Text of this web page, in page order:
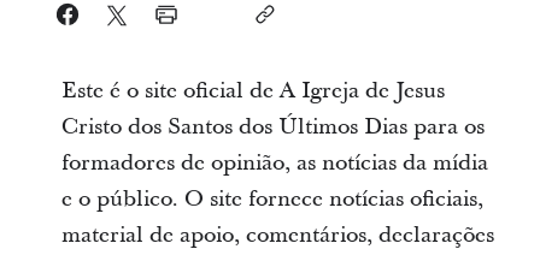
Este é o site oficial de A Igreja de Jesus
Cristo dos Santos dos Últimos Dias para os
formadores de opinião, as notícias da mídia
e o público. O site fornece notícias oficiais,
material de apoio, comentários, declarações